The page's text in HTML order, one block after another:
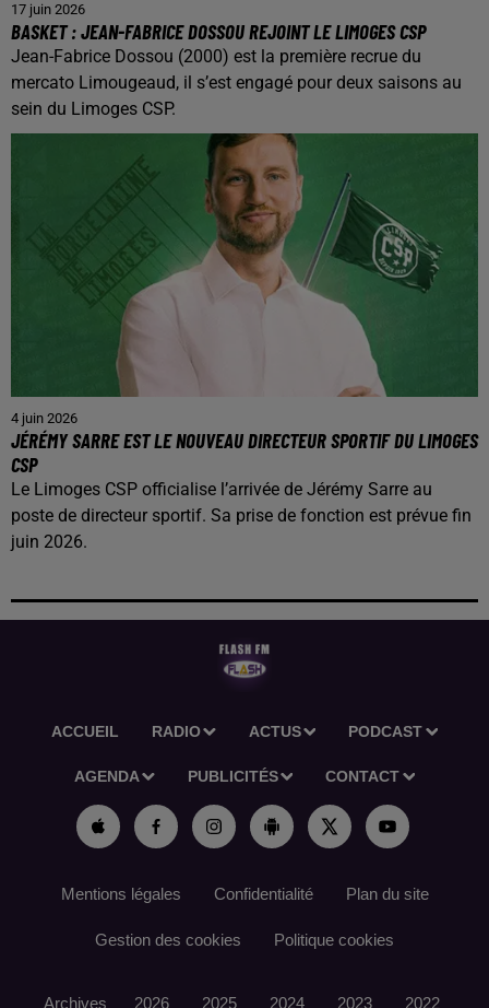
17 juin 2026
BASKET : JEAN-FABRICE DOSSOU REJOINT LE LIMOGES CSP
Jean-Fabrice Dossou (2000) est la première recrue du
mercato Limougeaud, il s’est engagé pour deux saisons au
sein du Limoges CSP.
4 juin 2026
JÉRÉMY SARRE EST LE NOUVEAU DIRECTEUR SPORTIF DU LIMOGES
CSP
Le Limoges CSP officialise l’arrivée de Jérémy Sarre au
poste de directeur sportif. Sa prise de fonction est prévue fin
juin 2026.
ACCUEIL RADIO ACTUS PODCAST
AGENDA PUBLICITÉS CONTACT
Mentions légales Confidentialité Plan du site
Gestion des cookies Politique cookies
Archives 2026 2025 2024 2023 2022